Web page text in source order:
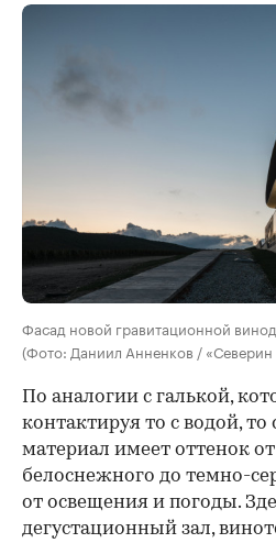
Фасад новой гравитационной
(Фото: Даниил Анненков / «Северин
По аналогии с галькой,
контактируя то с водой, то
материал имеет оттенок
белоснежного до темно-
от освещения и погоды.
дегустационный зал,